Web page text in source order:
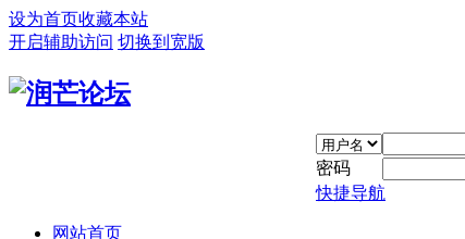
设为首页收藏本站
开启辅助访问 切换到宽版
密码
快捷导航
网站首页